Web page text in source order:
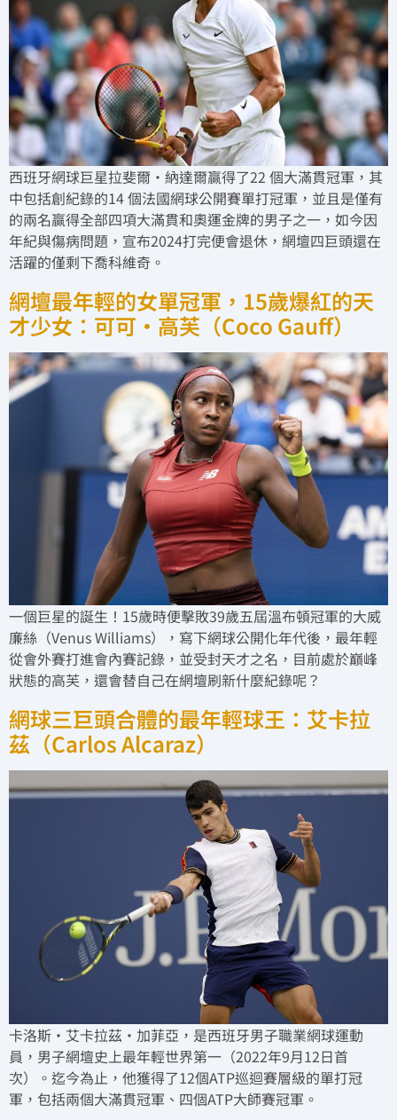
西班牙網球巨星拉斐爾·納達爾贏得了22 個大滿貫冠軍，其
中包括創紀錄的14 個法國網球公開賽單打冠軍，並且是僅有
的兩名贏得全部四項大滿貫和奧運金牌的男子之一，如今因
年紀與傷病問題，宣布2024打完便會退休，網壇四巨頭還在
活躍的僅剩下喬科維奇。
網壇最年輕的女單冠軍，15歲爆紅的天
才少女：可可·高芙（Coco Gauff）
一個巨星的誕生！15歲時便擊敗39歲五屆溫布頓冠軍的大威
廉絲（Venus Williams），寫下網球公開化年代後，最年輕
從會外賽打進會內賽記錄，並受封天才之名，目前處於巔峰
狀態的高芙，還會替自己在網壇刷新什麼紀錄呢？
網球三巨頭合體的最年輕球王：艾卡拉
茲（Carlos Alcaraz）
卡洛斯·艾卡拉茲·加菲亞，是西班牙男子職業網球運動
員，男子網壇史上最年輕世界第一（2022年9月12日首
次）。迄今為止，他獲得了12個ATP巡迴賽層級的單打冠
軍，包括兩個大滿貫冠軍、四個ATP大師賽冠軍。